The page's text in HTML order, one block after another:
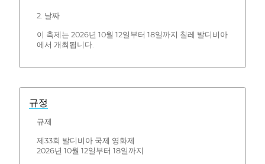
2. 날짜
이 축제는 2026년 10월 12일부터 18일까지 칠레 발디비아
에서 개최됩니다.
규정
규제
제33회 발디비아 국제 영화제
2026년 10월 12일부터 18일까지